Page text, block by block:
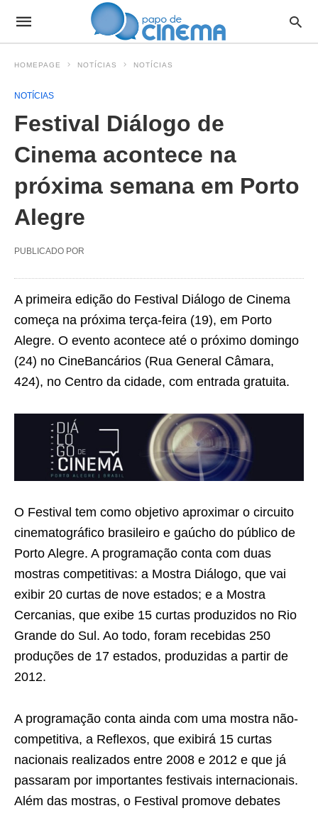
HOMEPAGE NOTÍCIAS NOTÍCIAS
NOTÍCIAS
Festival Diálogo de
Cinema acontece na
próxima semana em Porto
Alegre
PUBLICADO POR
A primeira edição do Festival Diálogo de Cinema
começa na próxima terça-feira (19), em Porto
Alegre. O evento acontece até o próximo domingo
(24) no CineBancários (Rua General Câmara,
424), no Centro da cidade, com entrada gratuita.
O Festival tem como objetivo aproximar o circuito
cinematográfico brasileiro e gaúcho do público de
Porto Alegre. A programação conta com duas
mostras competitivas: a Mostra Diálogo, que vai
exibir 20 curtas de nove estados; e a Mostra
Cercanias, que exibe 15 curtas produzidos no Rio
Grande do Sul. Ao todo, foram recebidas 250
produções de 17 estados, produzidas a partir de
2012.
A programação conta ainda com uma mostra não-
competitiva, a Reflexos, que exibirá 15 curtas
nacionais realizados entre 2008 e 2012 e que já
passaram por importantes festivais internacionais.
Além das mostras, o Festival promove debates